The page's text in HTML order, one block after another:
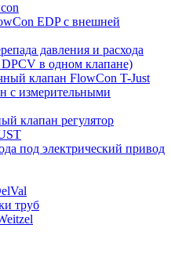
EDP с внешней
давления и расхода
в одном клапане)
клапан FlowСon T-Just
с измерительными
клапан регулятор
под электрический привод
труб